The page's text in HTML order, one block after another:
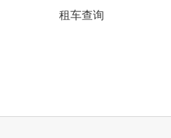
租车查询